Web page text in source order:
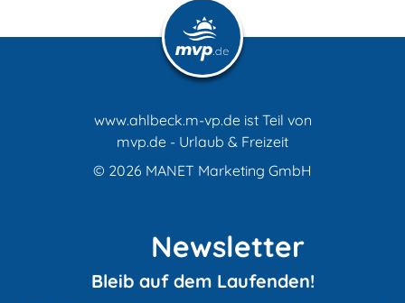
www.ahlbeck.m-vp.de ist Teil von
mvp.de - Urlaub & Freizeit
© 2026 MANET Marketing GmbH
Newsletter
Bleib auf dem Laufenden!